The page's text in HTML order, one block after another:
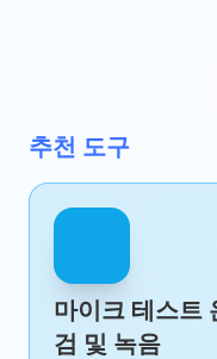
추천 도구
마이크 테스트
검 및 녹음